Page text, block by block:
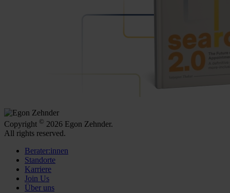
Copyright © 2026 Egon Zehnder.
All rights reserved.
Berater:innen
Standorte
Karriere
Join Us
Über uns